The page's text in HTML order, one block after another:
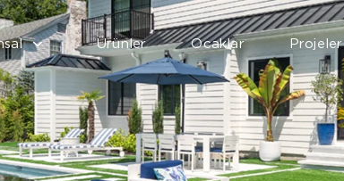
Ürünler Ocaklar Projeler